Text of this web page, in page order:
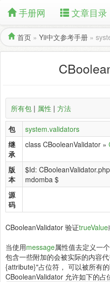
手册网 文章目录
首页 » Yii中文参考手册 »
所有包 | 属性 | 方法
包
system.validators
继
承
class CBooleanValidator »
版
本
$Id:
mdomba $
源
码
CBooleanValidator 验证trueValue
当使用message属性值去定义一
包含一些附加的会被实际的内容
{attribute}"占位符， 可以被所有
CBooleanValidator 允许如下的占